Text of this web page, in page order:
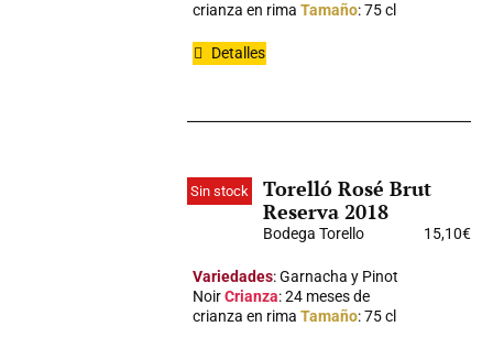
crianza en rima Tamaño: 75 cl
Detalles
Sin stock
Torelló Rosé Brut
Reserva 2018
Bodega Torello 15,10€
Variedades: Garnacha y Pinot
NoirCrianza: 24 meses de
crianza en rima Tamaño: 75 cl